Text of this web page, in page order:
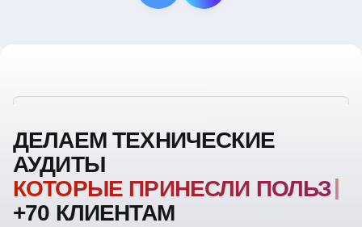
ДЕЛАЕМ ТЕХНИЧЕСКИЕ
АУДИТЫ
КОТОРЫЕ ПРИНЕСЛИ ПОЛЬЗУ